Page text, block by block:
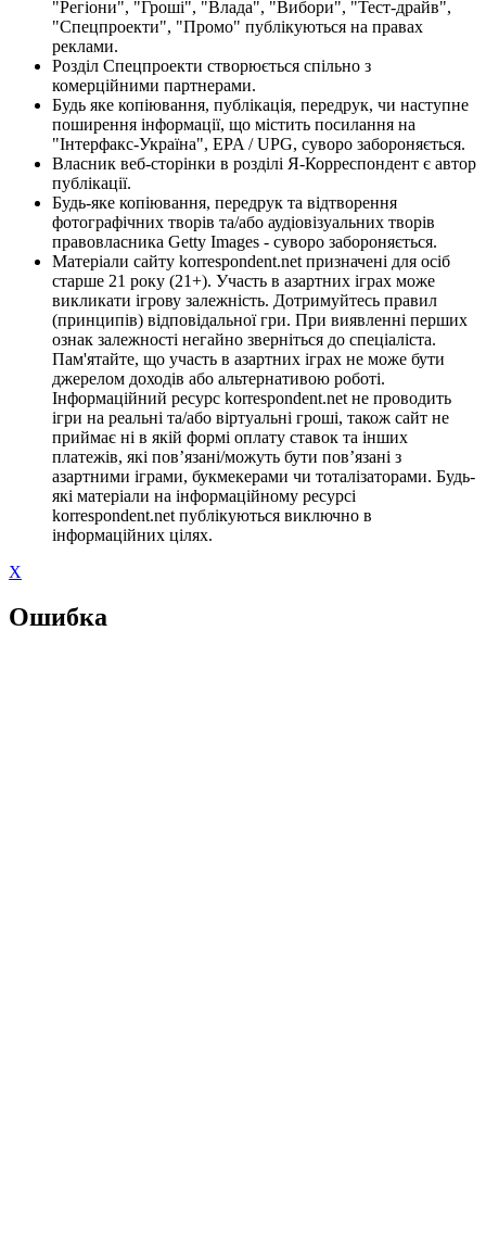
"Регіони", "Гроші", "Влада", "Вибори", "Тест-драйв",
"Спецпроекти", "Промо" публікуються на правах
реклами.
Розділ Спецпроекти створюється спільно з
комерційними партнерами.
Будь яке копіювання, публікація, передрук, чи наступне
поширення інформації, що містить посилання на
"Інтерфакс-Україна", EPA / UPG, суворо забороняється.
Власник веб-сторінки в розділі Я-Корреспондент є автор
публікації.
Будь-яке копіювання, передрук та відтворення
фотографічних творів та/або аудіовізуальних творів
правовласника Getty Images - суворо забороняється.
Матеріали сайту korrespondent.net призначені для осіб
старше 21 року (21+). Участь в азартних іграх може
викликати ігрову залежність. Дотримуйтесь правил
(принципів) відповідальної гри. При виявленні перших
ознак залежності негайно зверніться до спеціаліста.
Пам'ятайте, що участь в азартних іграх не може бути
джерелом доходів або альтернативою роботі.
Інформаційний ресурс korrespondent.net не проводить
ігри на реальні та/або віртуальні гроші, також сайт не
приймає ні в якій формі оплату ставок та інших
платежів, які пов’язані/можуть бути пов’язані з
азартними іграми, букмекерами чи тоталізаторами. Будь-
які матеріали на інформаційному ресурсі
korrespondent.net публікуються виключно в
інформаційних цілях.
X
Ошибка